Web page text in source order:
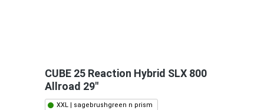
CUBE 25 Reaction Hybrid SLX 800
Allroad 29"
XXL | sagebrushgreen n prism